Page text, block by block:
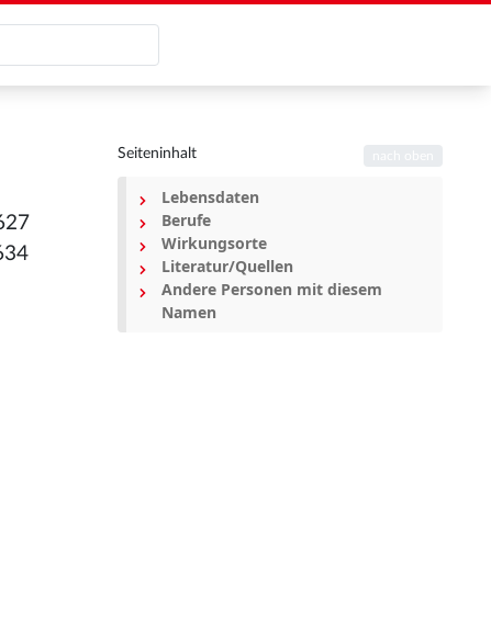
Seiteninhalt
Lebensdaten
Berufe
Wirkungsorte
Literatur/Quellen
Andere Personen mit diesem
Namen